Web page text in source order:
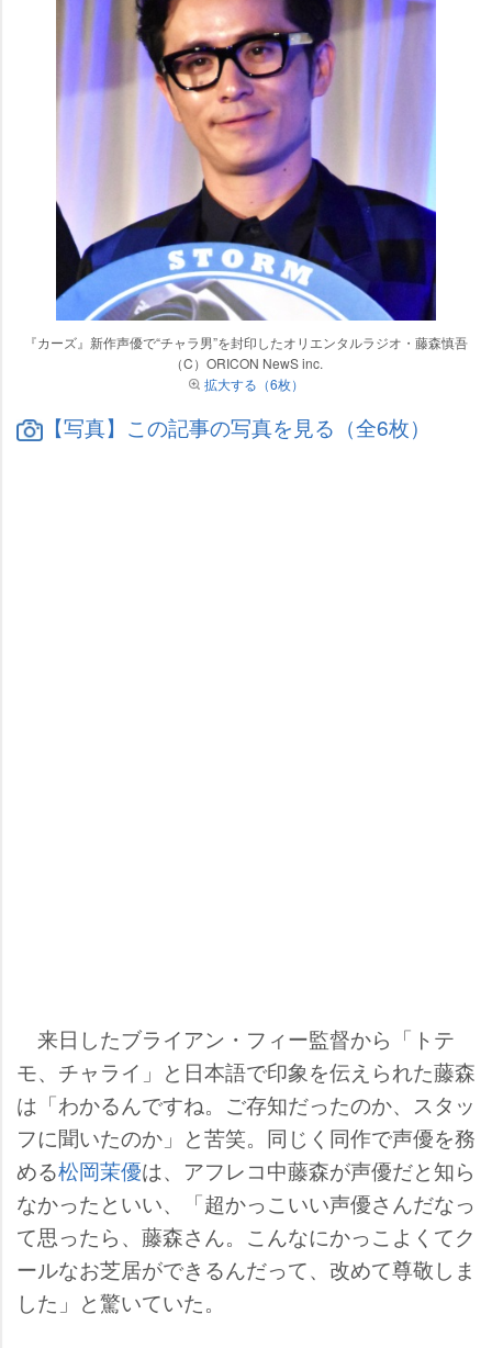
『カーズ』新作声優で“チャラ男”を封印したオリエンタルラジオ・藤森慎吾
（C）ORICON NewS inc.
拡大する（6枚）
【写真】この記事の写真を見る（全6枚）
来日したブライアン・フィー監督から「トテ
モ、チャライ」と日本語で印象を伝えられた藤森
は「わかるんですね。ご存知だったのか、スタッ
フに聞いたのか」と苦笑。同じく同作で声優を務
める松岡茉優は、アフレコ中藤森が声優だと知ら
なかったといい、「超かっこいい声優さんだなっ
て思ったら、藤森さん。こんなにかっこよくてク
ールなお芝居ができるんだって、改めて尊敬しま
した」と驚いていた。